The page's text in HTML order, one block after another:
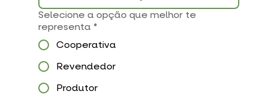
Selecione a opção que melhor te
representa *
Cooperativa
Revendedor
Produtor